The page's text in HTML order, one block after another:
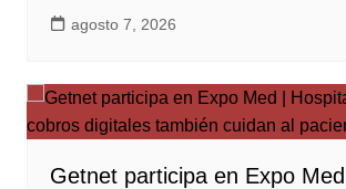
agosto 7, 2026
Getnet participa en Expo Med |